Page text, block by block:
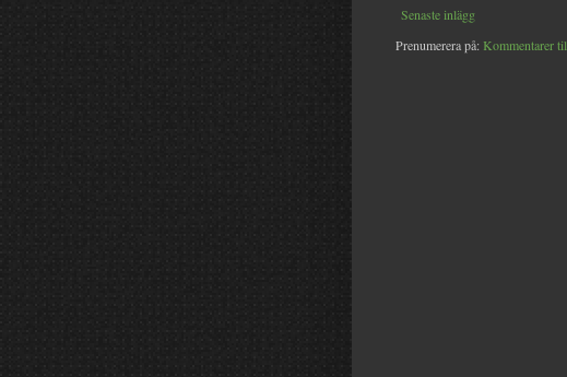
Senaste inlägg
Prenumerera på: Kommentarer